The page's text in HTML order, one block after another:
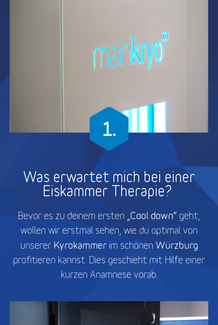
Was erwartet mich bei einer
Eiskammer Therapie?
Bevor es zu deinem ersten „Cool down“ geht,
wollen wir erstmal sehen, wie du optimal von
unserer Kyrokammerim schönen Würzburg
profitieren kannst. Dies geschieht mit Hilfe einer
kurzen Anamnese vorab.